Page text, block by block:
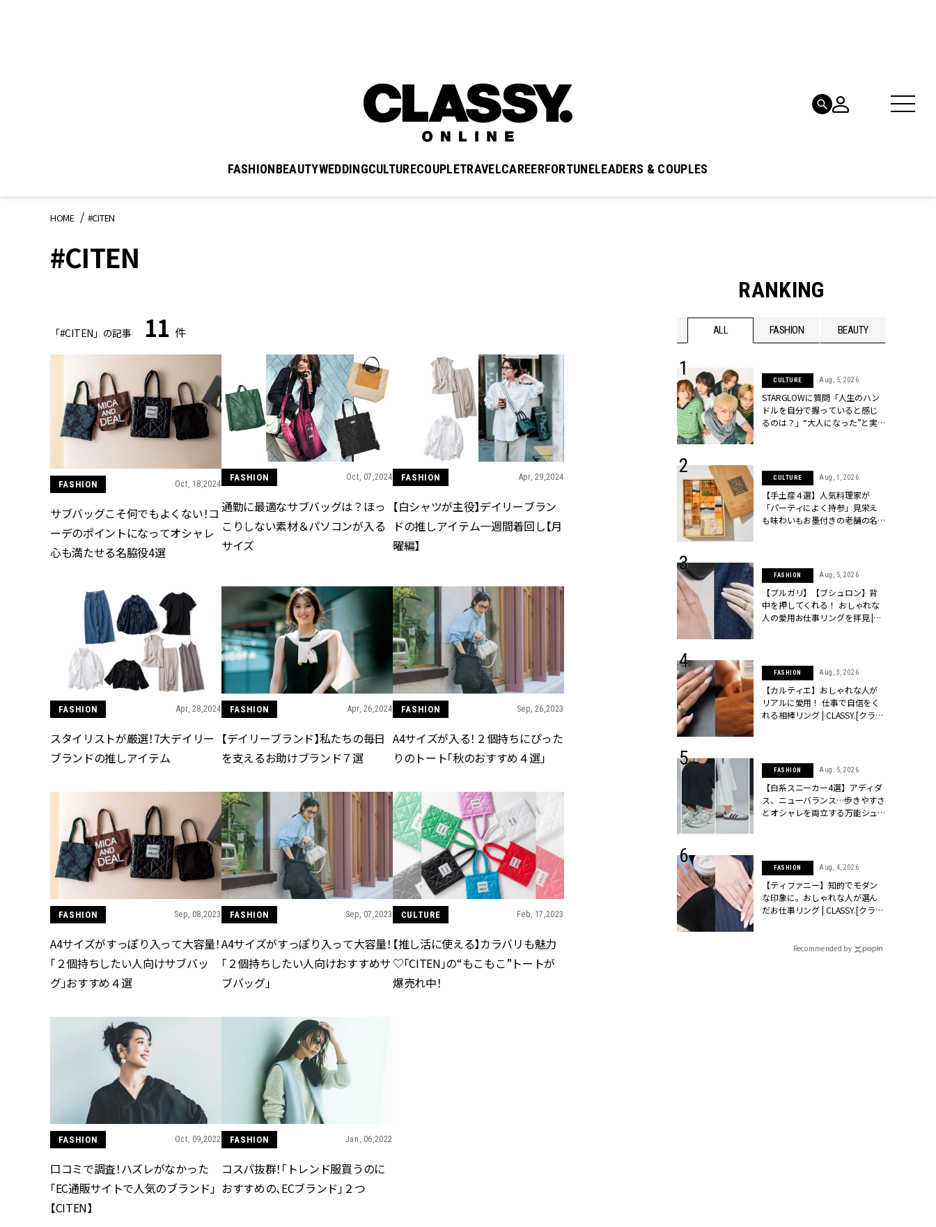
FASHIONBEAUTYWEDDINGCULTURECOUPLETRAVELCAREERFORTUNELEADERS & COUPLES
HOME #CITEN
#CITEN
「#CITEN」の記事 11 件
FASHION Oct, 18,2024
サブバッグこそ何でもよくない！コ
ーデのポイントになってオシャレ
心も満たせる名脇役4選
FASHION Oct, 07,2024
通勤に最適なサブバッグは？ほっ
こりしない素材＆パソコンが入る
サイズ
FASHION Apr, 29,2024
【白シャツが主役】デイリーブラン
ドの推しアイテム一週間着回し【月
曜編】
FASHION Apr, 28,2024
スタイリストが厳選！7大デイリー
ブランドの推しアイテム
FASHION Apr, 26,2024
【デイリーブランド】私たちの毎日
を支えるお助けブランド７選
FASHION Sep, 26,2023
A4サイズが入る！２個持ちにぴった
りのトート「秋のおすすめ４選」
FASHION Sep, 08,2023
A4サイズがすっぽり入って大容量！
「２個持ちしたい人向けサブバッ
グ」おすすめ４選
FASHION Sep, 07,2023
A4サイズがすっぽり入って大容量！
「２個持ちしたい人向けおすすめサ
ブバッグ」
CULTURE Feb, 17,2023
【推し活に使える】カラバリも魅力
♡「CITEN」の“もこもこ”トートが
爆売れ中！
FASHION Oct, 09,2022
口コミで調査！ハズレがなかった
「EC通販サイトで人気のブランド」
【CITEN】
FASHION Jan, 06,2022
コスパ抜群！「トレンド服買うのに
おすすめの、ECブランド」２つ
RANKING
ALL FASHION BEAUTY
BEAUTY Aug, 5, 2026
忙しい毎日に「うるおいター
ボ」を。新【SOFINA BASIC＋】
のお手入れでうるおってなめら
かな肌を目指す | CLASSY.[クラッ
シィ]
BEAUTY Aug, 6, 2026
ない！アラサーのまとめ髪が垢
抜ける「即戦力アクセ」たち |
CLASSY.[クラッシィ]
ユニクロ名品も！日焼け対策ガ
チ勢の「ないと無理」なアイテ
ムハック7選 | CLASSY.[クラッシ
ィ]
BEAUTY Nov, 17, 2025
【落ちない名品リップ10選】塗
り直しできない・皮むけしやす
いetc.悩みをクリア | CLASSY.[ク
プローチ！【透明感を底上げ】
神コスメ３選 | CLASSY.[クラッシ
BEAUTY Jul, 13, 2026
朝の“寝ぐせ直し”はもういらな
い！夜に仕込む「ヘアケア家
電」3選 | CLASSY.[クラッシィ]
結婚式に黒ドレスはアリ？お呼
ばれで失敗しないコーデ＆マナ
ーを解説 | CLASSY.[クラッシィ]
ング22選｜20〜30代カップルの
エピソードも | CLASSY.[クラッシ
ィ]
【一生ものジュエリー】1つでも
WEDDING
【トレンドの巻き方３選】結婚
ンピ”は『スカーフ』で盛るのが
【カルティエ、ブシュロン、ショ
ーメ】おしゃれな人が選んだ婚
約指輪＆結婚指輪を公開 |
CULTURE Aug, 5, 2026
STARGLOWに質問「人生のハン
ドルを自分で握っていると感じ
るのは？」“大️人になった”と実
CULTURE Aug, 1, 2026
【手土産４選】人気料理家が
「パーティによく持参」見栄え
も味わいもお墨付きの老舗の名
FASHION Aug, 5, 2026
【ブルガリ】【ブシュロン】背
中を押してくれる！ おしゃれな
人の愛用お仕事リングを拝見 |
FASHION Aug, 3, 2026
【カルティエ】おしゃれな人が
リアルに愛用！ 仕事で自信をく
れる相棒リング | CLASSY.[クラッ
FASHION Aug, 5, 2026
【白系スニーカー4選】アディダ
ス、ニューバランス…歩きやすさ
とオシャレを両立する万能シュ
FASHION Aug, 4, 2026
【ティファニー】知的でモダン
な印象に。おしゃれな人が選ん
だお仕事リング | CLASSY.[クラッ
Recommended by